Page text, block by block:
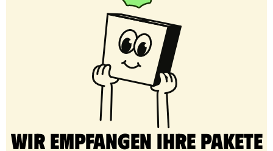
Wir empfangen Ihre Pakete